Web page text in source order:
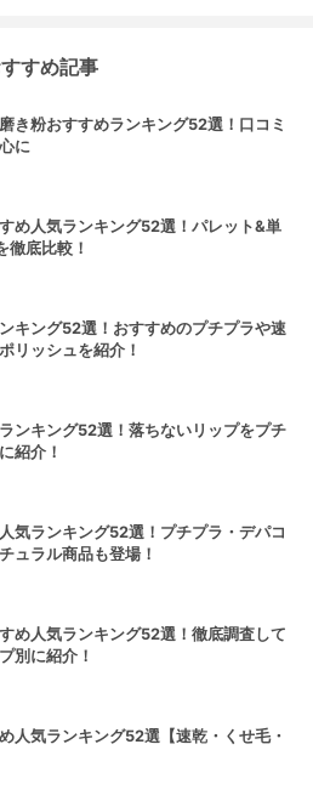
すめ記事
き粉おすすめランキング52選！口コミ
に
め人気ランキング52選！パレット&単
徹底比較！
キング52選！おすすめのプチプラや速
リッシュを紹介！
ンキング52選！落ちないリップをプチ
紹介！
気ランキング52選！プチプラ・デパコ
ュラル商品も登場！
め人気ランキング52選！徹底調査して
別に紹介！
人気ランキング52選【速乾・くせ毛・